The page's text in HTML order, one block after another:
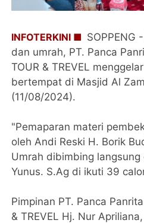
INFOTERKINI ■ SOPPENG
dan umrah, PT. Panca
TOUR & TREVEL
bertempat di Masjid Al
(11/08/2024).
"Pemaparan materi
oleh Andi Reski H. Borik
Umrah dibimbing
Yunus. S.Ag di ikuti 39
Pimpinan PT. Panca
& TREVEL Hj. Nur